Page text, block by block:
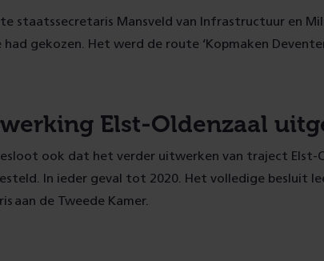
staatssecretaris Mansveld van Infrastructuur en
gekozen. Het werd de route ‘Kopmaken
Elst-Oldenzaal
ook dat het verder uitwerken van traject Elst-
In ieder geval tot 2020. Het volledige besluit
aan de Tweede Kamer.